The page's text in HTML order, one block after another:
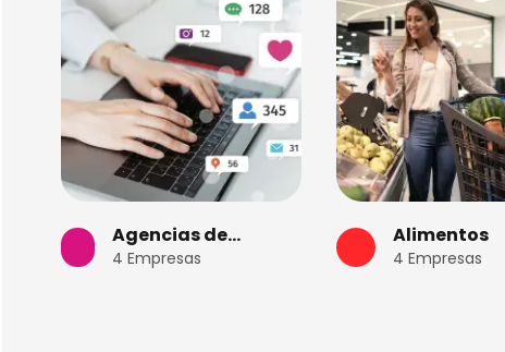
Agencias de
Marketing
4 Empresas
Alimentos
4 Empresas